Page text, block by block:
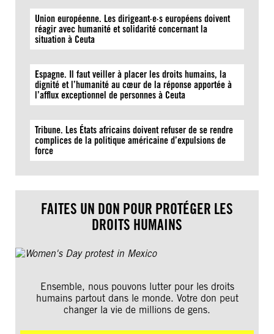
Union européenne. Les dirigeant·e·s européens doivent
réagir avec humanité et solidarité concernant la
situation à Ceuta
Espagne. Il faut veiller à placer les droits humains, la
dignité et l’humanité au cœur de la réponse apportée à
l’afflux exceptionnel de personnes à Ceuta
Tribune. Les États africains doivent refuser de se rendre
complices de la politique américaine d’expulsions de
force
FAITES UN DON POUR PROTÉGER LES
DROITS HUMAINS
Ensemble, nous pouvons lutter pour les droits
humains partout dans le monde. Votre don peut
changer la vie de millions de gens.